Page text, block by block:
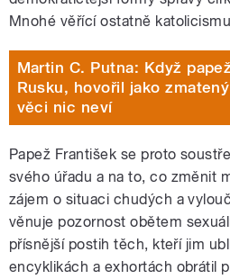
Mnohé věřící ostatně
Martin C. Putna: Když
Rusku, hovořil jako
věci nic neví
Papež František se proto
svého úřadu a na to, co změnit
zájem o situaci chudých a
věnuje pozornost obětem
přísnější postih těch, kteří jim
encyklikách a exhortách obrátil